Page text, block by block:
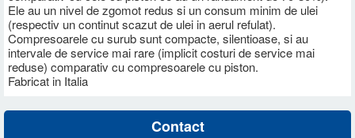
Ele au un nivel de zgomot redus si un consum minim de ulei
(respectiv un continut scazut de ulei in aerul refulat).
Compresoarele cu surub sunt compacte, silentioase, si au
intervale de service mai rare (implicit costuri de service mai
reduse) comparativ cu compresoarele cu piston.
Fabricat in Italia
Contact